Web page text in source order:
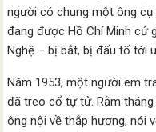
người có chung một ông cụ
đang được Hồ Chí Minh cử
Nghệ – bị bắt, bị đấu tố tới
Năm 1953, một người em
đã treo cổ tự tử. Rằm
ông nội về thắp hương, nói